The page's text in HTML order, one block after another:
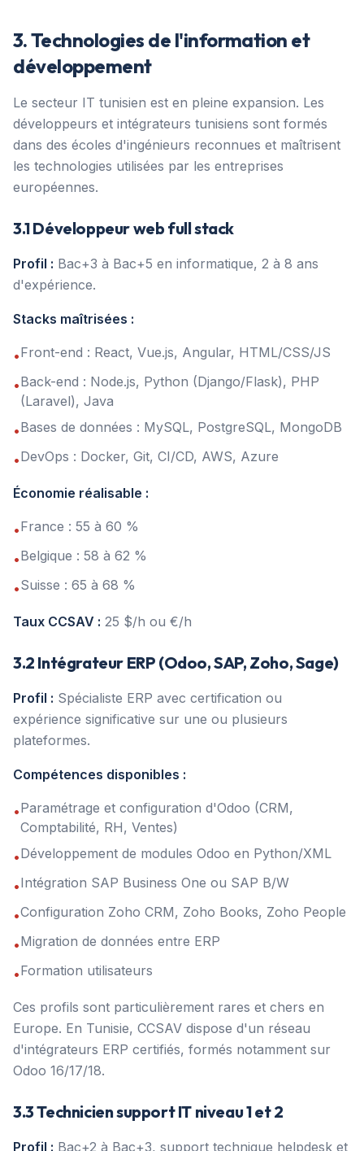
3. Technologies de l'information et
développement
Le secteur IT tunisien est en pleine expansion. Les
développeurs et intégrateurs tunisiens sont formés
dans des écoles d'ingénieurs reconnues et maîtrisent
les technologies utilisées par les entreprises
européennes.
3.1 Développeur web full stack
Profil : Bac+3 à Bac+5 en informatique, 2 à 8 ans
d'expérience.
Stacks maîtrisées :
•Front-end : React, Vue.js, Angular, HTML/CSS/JS
•Back-end : Node.js, Python (Django/Flask), PHP
(Laravel), Java
•Bases de données : MySQL, PostgreSQL, MongoDB
•DevOps : Docker, Git, CI/CD, AWS, Azure
Économie réalisable :
•France : 55 à 60 %
•Belgique : 58 à 62 %
•Suisse : 65 à 68 %
Taux CCSAV : 25 $/h ou €/h
3.2 Intégrateur ERP (Odoo, SAP, Zoho, Sage)
Profil : Spécialiste ERP avec certification ou
expérience significative sur une ou plusieurs
plateformes.
Compétences disponibles :
•Paramétrage et configuration d'Odoo (CRM,
Comptabilité, RH, Ventes)
•Développement de modules Odoo en Python/XML
•Intégration SAP Business One ou SAP B/W
•Configuration Zoho CRM, Zoho Books, Zoho People
•Migration de données entre ERP
•Formation utilisateurs
Ces profils sont particulièrement rares et chers en
Europe. En Tunisie, CCSAV dispose d'un réseau
d'intégrateurs ERP certifiés, formés notamment sur
Odoo 16/17/18.
3.3 Technicien support IT niveau 1 et 2
Profil : Bac+2 à Bac+3, support technique helpdesk et